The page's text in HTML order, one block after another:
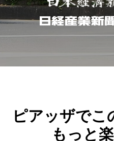
ピアッザでこ
もっと